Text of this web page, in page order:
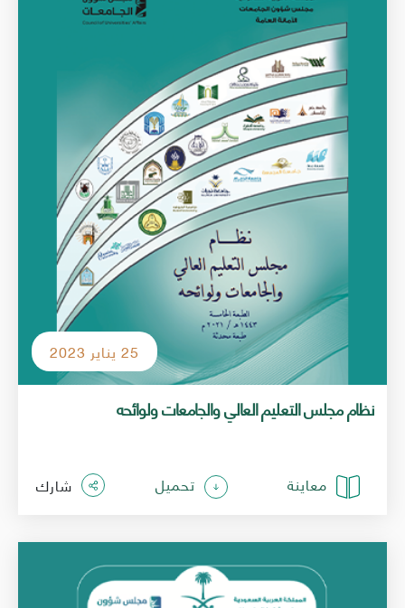
نظام مجلس التعليم العالي والجامعات ولوائحه
25 يناير 2023
معاينة تحميل شارك